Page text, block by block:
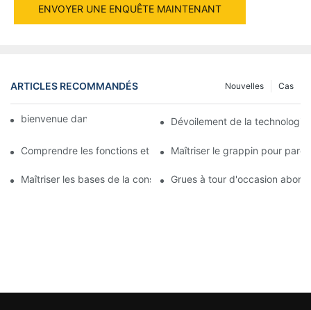
ENVOYER UNE ENQUÊTE MAINTENANT
ARTICLES RECOMMANDÉS Cas
Nouvelles
bienvenue dans World Machine Dévoilement de la
Comprendre les fonctions et les applications des pinces à
Maîtriser le grappin pour
Maîtriser les bases de la construction de bennes à parois
Grues à tour d'occasion